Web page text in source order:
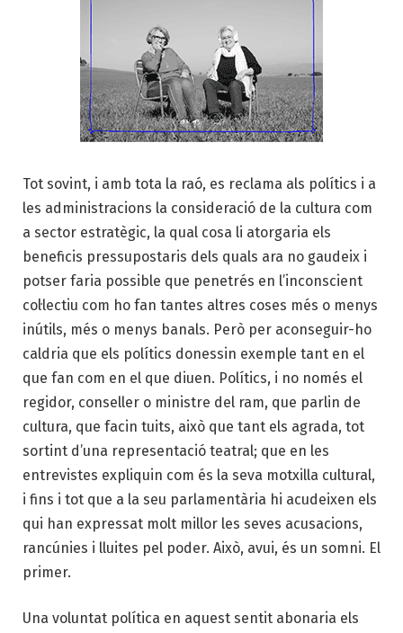
Tot sovint, i amb tota la raó, es reclama als polítics i a
les administracions la consideració de la cultura com
a sector estratègic, la qual cosa li atorgaria els
beneficis pressupostaris dels quals ara no gaudeix i
potser faria possible que penetrés en l’inconscient
col·lectiu com ho fan tantes altres coses més o menys
inútils, més o menys banals. Però per aconseguir-ho
caldria que els polítics donessin exemple tant en el
que fan com en el que diuen. Polítics, i no només el
regidor, conseller o ministre del ram, que parlin de
cultura, que facin tuits, això que tant els agrada, tot
sortint d’una representació teatral; que en les
entrevistes expliquin com és la seva motxilla cultural,
i fins i tot que a la seu parlamentària hi acudeixen els
qui han expressat molt millor les seves acusacions,
rancúnies i lluites pel poder. Això, avui, és un somni. El
primer.
Una voluntat política en aquest sentit abonaria els